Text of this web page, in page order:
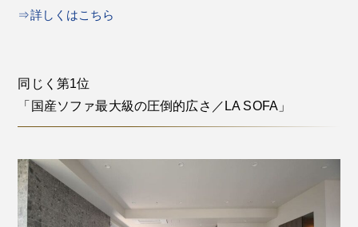
⇒詳しくはこちら
同じく第1位
「国産ソファ最大級の圧倒的広さ／LA SOFA」